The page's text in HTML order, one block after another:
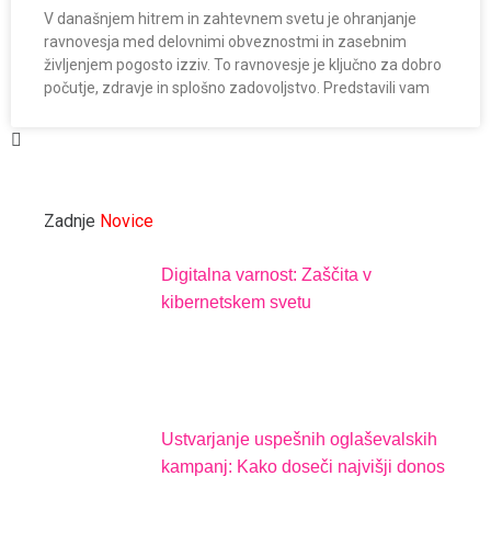
V današnjem hitrem in zahtevnem svetu je ohranjanje
ravnovesja med delovnimi obveznostmi in zasebnim
življenjem pogosto izziv. To ravnovesje je ključno za dobro
počutje, zdravje in splošno zadovoljstvo. Predstavili vam
Zadnje Novice
Digitalna varnost: Zaščita v
kibernetskem svetu
Ustvarjanje uspešnih oglaševalskih
kampanj: Kako doseči najvišji donos